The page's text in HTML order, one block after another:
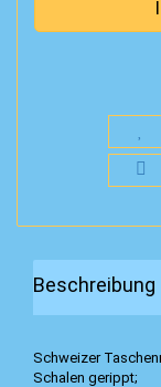
Beschreibung
Schweizer
Schalen gerippt;